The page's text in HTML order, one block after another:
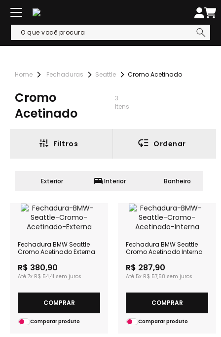
Fechaduras Seattle Cromo Acetinado
Cromo
Acetinado
3
Itens
Filtros Ordenar
Exterior Interior Banheiro
Fechadura BMW Seattle
Cromo Acetinado Externa
R$ 380,90
7x R$ 54,41
COMPRAR
Comparar produto
Fechadura BMW Seattle
Cromo Acetinado Interna
R$ 287,90
5x R$ 57,58
COMPRAR
Comparar produto